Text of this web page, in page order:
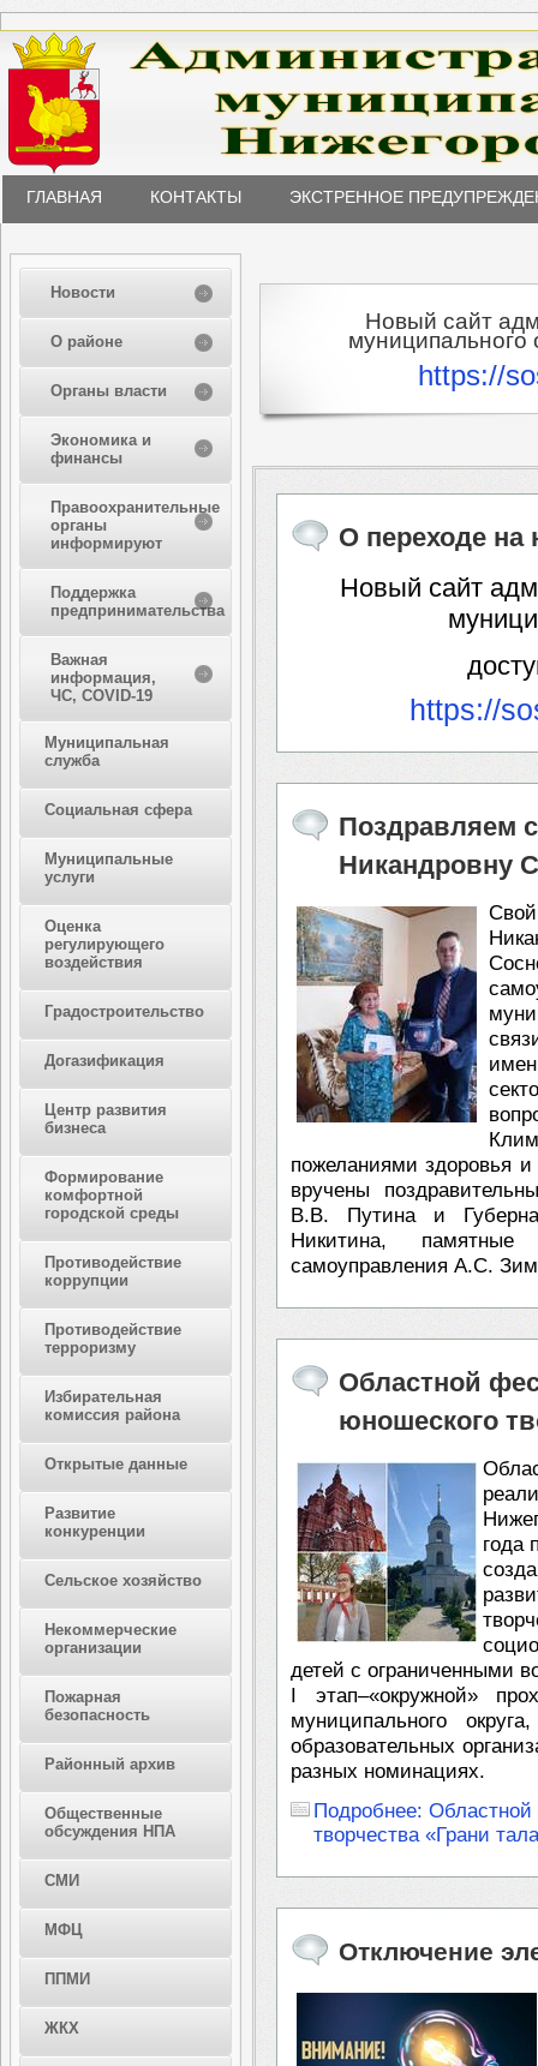
ГЛАВНАЯ КОНТАКТЫ ЭКСТРЕННОЕ
Новости
О районе
Органы власти
Экономика и
финансы
Правоохранительные
органы
информируют
Поддержка
предпринимательства
Важная
информация,
ЧС, COVID-19
Муниципальная
служба
Социальная сфера
Муниципальные
услуги
Оценка
регулирующего
воздействия
Градостроительство
Догазификация
Центр развития
бизнеса
Формирование
комфортной
городской среды
Противодействие
коррупции
Противодействие
терроризму
Избирательная
комиссия района
Открытые данные
Развитие
конкуренции
Сельское хозяйство
Некоммерческие
организации
Пожарная
безопасность
Районный архив
Общественные
обсуждения НПА
СМИ
МФЦ
ППМИ
ЖКХ
Новый сайт
муниципального
https://
О переходе на
Новый сайт
https://
Поздравляем
Никандровну
пожеланиями здоровья
вручены
В.В. Путина и
Никитина,
самоуправления А.С.
Областной
юношеского
года
детей с ограниченными
I этап–«окружной»
муниципального
образовательных
разных номинациях.
Подробнее: Областной
творчества «Грани
Отключение